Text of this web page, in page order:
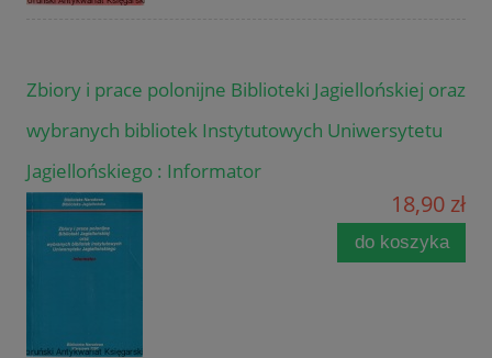
Zbiory i prace polonijne Biblioteki Jagiellońskiej oraz
wybranych bibliotek Instytutowych Uniwersytetu
Jagiellońskiego : Informator
18,90 zł
do koszyka